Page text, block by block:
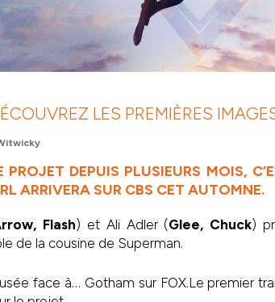
LES PREMIÈRES
DEPUIS PLUSIEURS MOIS,
ARRIVERA SUR CBS CET AUTOMNE.
Flash) et Ali Adler (Glee, Chuck)
de la cousine de Superman.
face à… Gotham sur FOX.Le premier